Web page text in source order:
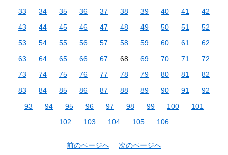
33
34 35 36 37 38 39 40 41
42
43
44 45 46 47 48 49 50 51
52
53
54 55 56 57 58 59 60 61
62
63
64 65 66 67 68 69 70 71
72
73
74 75 76 77 78 79 80 81
82
83
84 85 86 87 88 89 90 91
92
93
94 95 96 97 98 99 100
101
102
103 104 105 106
前のページへ 次のページへ